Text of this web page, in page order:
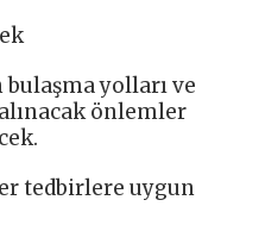
bulaşma yolları ve
önlemler
tedbirlere uygun